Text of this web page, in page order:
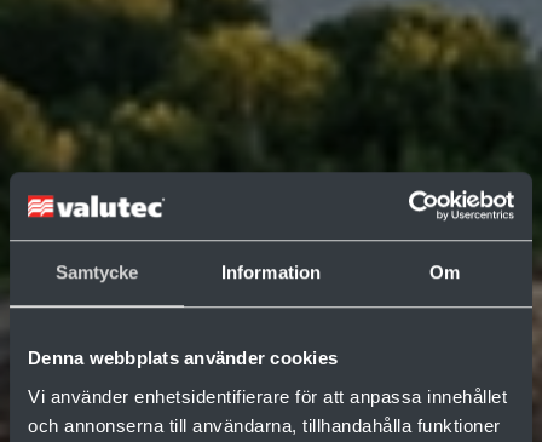
Samtycke Information Om
Denna webbplats använder cookies
Vi använder enhetsidentifierare för att anpassa innehållet
och annonserna till användarna, tillhandahålla funktioner